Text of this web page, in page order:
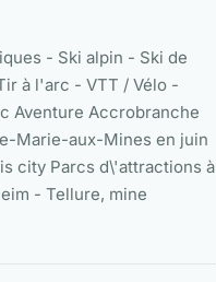
- Ski alpin - Ski de
à l'arc - VTT / Vélo -
Aventure Accrobranche
Marie-aux-Mines en juin
city Parcs d\'attractions à
- Tellure, mine